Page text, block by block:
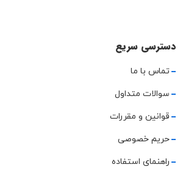
دسترسی سریع
تماس با ما
سوالات متداول
قوانین و مقررات
حریم خصوصی
راهنمای استفاده